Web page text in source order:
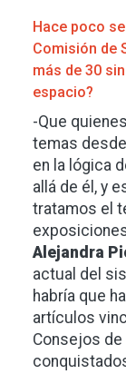
Hace poco
Comisión de
más de 30
espacio?
-Que
temas
en la lógica
allá de él, y
tratamos el
Alejandra
actual del
habría que
artículos
Consejos de